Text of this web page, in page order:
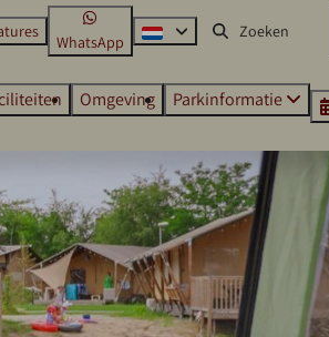
WhatsApp
Omgeving Parkinformatie